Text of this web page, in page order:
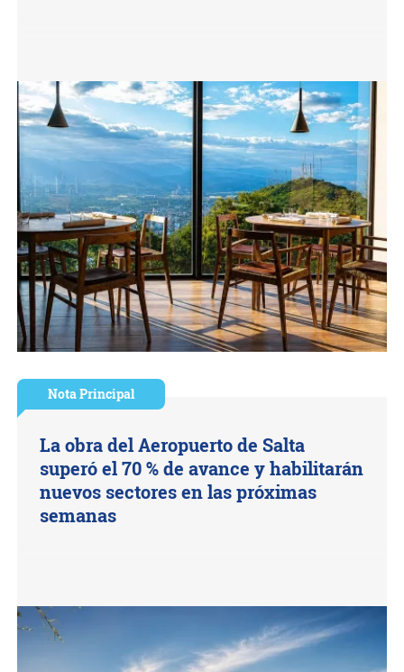
Nota Principal
La obra del Aeropuerto de Salta
superó el 70 % de avance y habilitarán
nuevos sectores en las próximas
semanas